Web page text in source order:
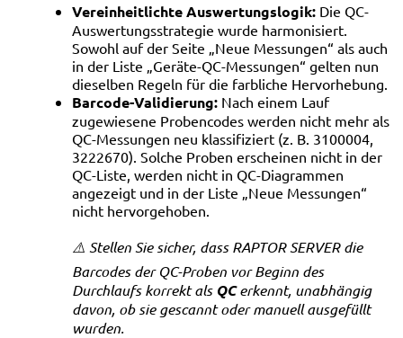
Vereinheitlichte Auswertungslogik: Die QC-
Auswertungsstrategie wurde harmonisiert.
Sowohl auf der Seite „Neue Messungen“ als auch
in der Liste „Geräte-QC-Messungen“ gelten nun
dieselben Regeln für die farbliche Hervorhebung.
Barcode-Validierung: Nach einem Lauf
zugewiesene Probencodes werden nicht mehr als
QC-Messungen neu klassifiziert (z. B. 3100004,
3222670). Solche Proben erscheinen nicht in der
QC-Liste, werden nicht in QC-Diagrammen
angezeigt und in der Liste „Neue Messungen“
nicht hervorgehoben.
⚠️ Stellen Sie sicher, dass RAPTOR SERVER die
Barcodes der QC-Proben vor Beginn des
Durchlaufs korrekt als QCerkennt, unabhängig
davon, ob sie gescannt oder manuell ausgefüllt
wurden.